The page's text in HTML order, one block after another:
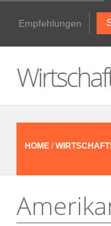
Empfehlungen
HOME /